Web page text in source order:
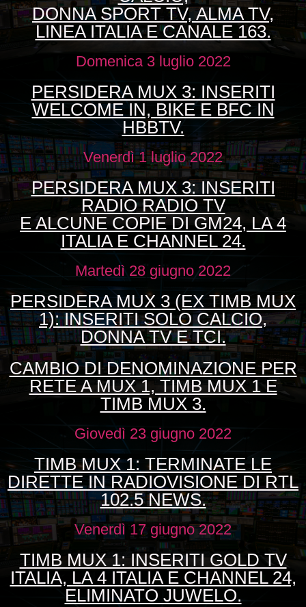
DONNA SPORT TV, ALMA TV,
LINEA ITALIA E CANALE 163.
Domenica 3 luglio 2022
PERSIDERA MUX 3: INSERITI
WELCOME IN, BIKE E BFC IN
HBBTV.
Venerdì 1 luglio 2022
PERSIDERA MUX 3: INSERITI
RADIO RADIO TV
E ALCUNE COPIE DI GM24, LA 4
ITALIA E CHANNEL 24.
Martedì 28 giugno 2022
PERSIDERA MUX 3 (EX TIMB MUX
1): INSERITI SOLO CALCIO,
DONNA TV E TCI.
CAMBIO DI DENOMINAZIONE PER
RETE A MUX 1, TIMB MUX 1 E
TIMB MUX 3.
Giovedì 23 giugno 2022
TIMB MUX 1: TERMINATE LE
DIRETTE IN RADIOVISIONE DI RTL
102.5 NEWS.
Venerdì 17 giugno 2022
TIMB MUX 1: INSERITI GOLD TV
ITALIA, LA 4 ITALIA E CHANNEL 24,
ELIMINATO JUWELO.